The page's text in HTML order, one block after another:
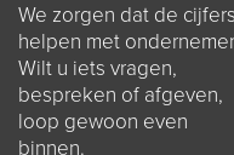
We zorgen dat de
helpen met
Wilt u iets vragen,
bespreken of afgeven,
loop gewoon even
binnen.